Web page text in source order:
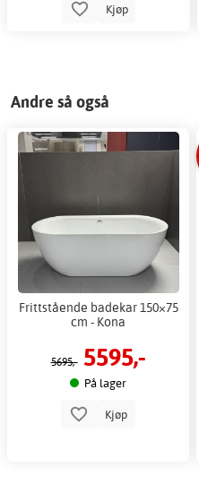
Kjøp
Andre så også
Frittstående badekar 150×75
cm - Kona
5695,- 5595,-
På lager
Kjøp